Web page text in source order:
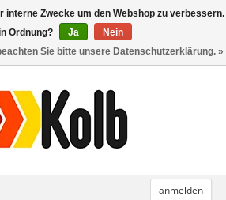
anmelden
interne Zwecke um den Webshop zu verbessern.
Ordnung?
Ja
Nein
Sie bitte unsere Datenschutzerklärung. »